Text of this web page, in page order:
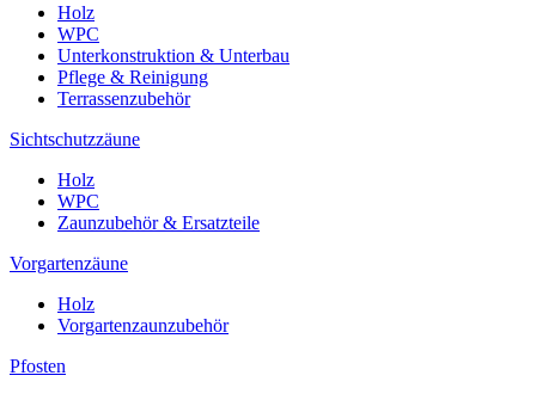
Holz
WPC
Unterkonstruktion & Unterbau
Pflege & Reinigung
Terrassenzubehör
Sichtschutzzäune
Holz
WPC
Zaunzubehör & Ersatzteile
Vorgartenzäune
Holz
Vorgartenzaunzubehör
Pfosten